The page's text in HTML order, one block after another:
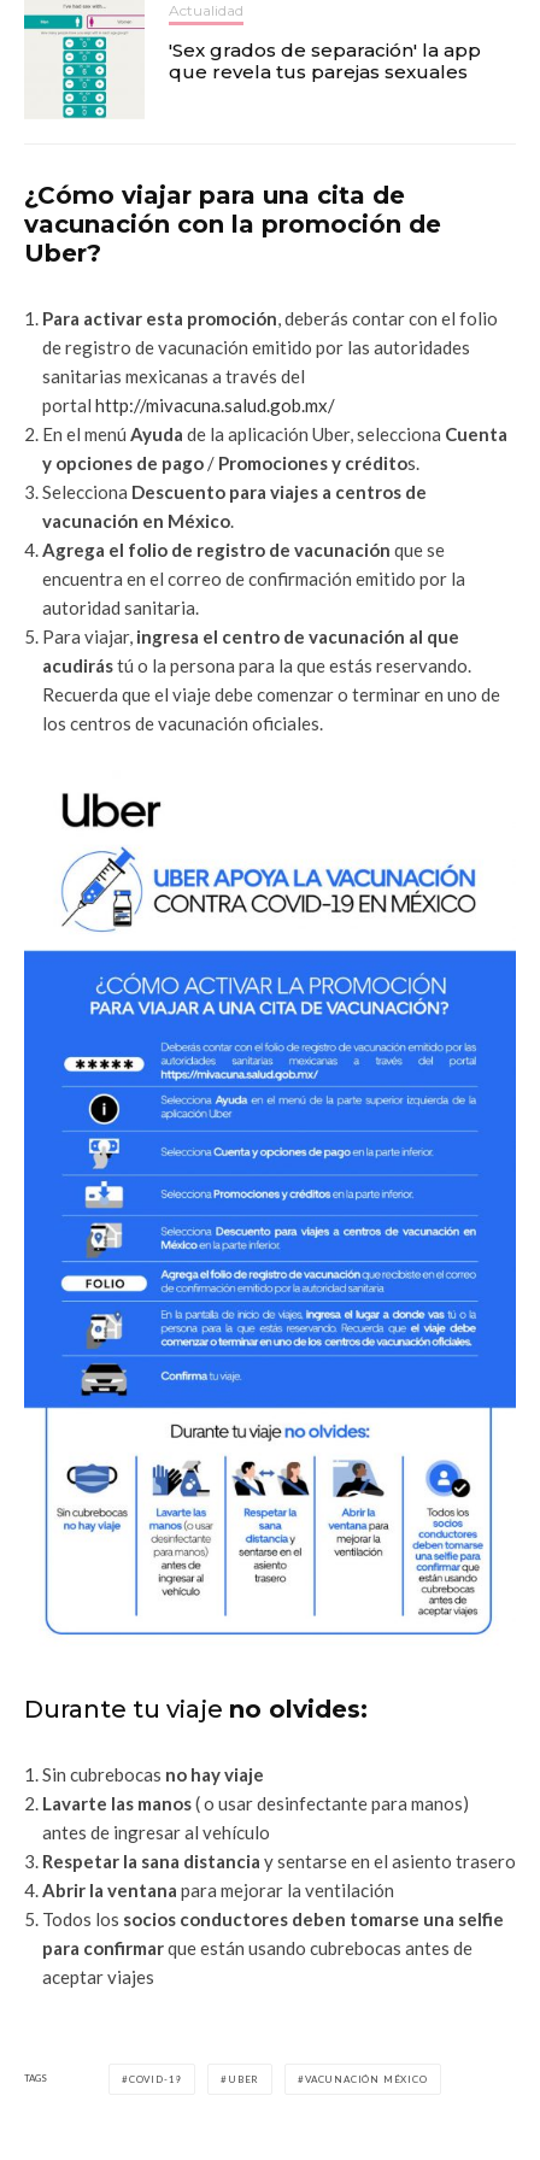
Actualidad
'Sex grados de separación' la app
que revela tus parejas sexuales
¿Cómo viajar para una cita de
vacunación con la promoción de
Uber?
Para activar esta promoción, deberás contar con el folio
de registro de vacunación emitido por las autoridades
sanitarias mexicanas a través del
portal http://mivacuna.salud.gob.mx/
En el menú Ayuda de la aplicación Uber, selecciona Cuenta
y opciones de pago / Promociones y créditos.
Selecciona Descuento para viajes a centros de
vacunación en México.
Agrega el folio de registro de vacunación que se
encuentra en el correo de confirmación emitido por la
autoridad sanitaria.
Para viajar, ingresa el centro de vacunación al que
acudirástú o la persona para la que estás reservando.
Recuerda que el viaje debe comenzar o terminar en uno de
los centros de vacunación oficiales.
Durante tu viaje no olvides:
Sin cubrebocas no hay viaje
Lavarte las manos( o usar desinfectante para manos)
antes de ingresar al vehículo
Respetar la sana distancia y sentarse en el asiento trasero
Abrir la ventana para mejorar la ventilación
Todos los socios conductores deben tomarse una selfie
para confirmarque están usando cubrebocas antes de
aceptar viajes
TAGS COVID-19 UBER VACUNACIÓN MÉXICO